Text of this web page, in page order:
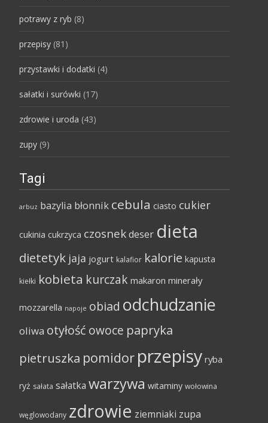
potrawy z ryb (8)
przepisy (81)
przystawki i dodatki (4)
sałatki i surówki (17)
zdrowie i uroda (43)
zupy (9)
Tagi
arbuz bazylia błonnik cebula ciasto cukier
cukinia cukrzyca czosnekdeser dieta
dietetyk jaja jogurt kalafior kalorie kapusta
kiełki kobieta kurczak makaron minerały
mozzarella napoje obiad odchudzanie
oliwa otyłość owoce papryka
pietruszka pomidor przepisy ryba
ryż sałata sałatka warzywa witaminy wołowina
węglowodany zdrowie ziemniaki zupa